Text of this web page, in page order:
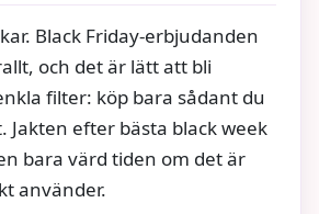
Black Friday-erbjudanden
och det är lätt att bli
filter: köp bara sådant du
Jakten efter bästa black week
bara värd tiden om det är
använder.